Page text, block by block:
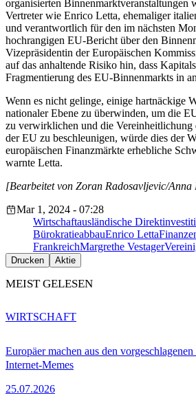
organisierten Binnenmarktveranstaltungen
Vertreter wie Enrico Letta, ehemaliger
und verantwortlich für den im nächsten
hochrangigen EU-Bericht über den
Vizepräsidentin der Europäischen
auf das anhaltende Risiko hin, dass
Fragmentierung des EU-Binnenmarkts in
Wenn es nicht gelinge, einige hartnäckige
nationaler Ebene zu überwinden, um die
zu verwirklichen und die Vereinheitlichung
der EU zu beschleunigen, würde dies der
europäischen Finanzmärkte erhebliche
warnte Letta.
[Bearbeitet von Zoran Radosavljevic/
Mar 1, 2024 - 07:28
Wirtschaftausländische
BürokratieabbauEnrico Letta
FrankreichMargrethe Vestager
Drucken Aktie
MEIST GELESEN
Europäer machen aus den
Internet-Memes
25.07.2026
WIRTSCHAFT